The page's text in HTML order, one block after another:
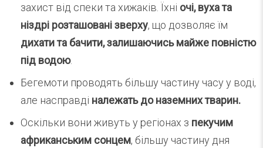
захист від спеки та хижаків. Їхні очі, вуха та
ніздрі розташовані зверху, що дозволяє їм
дихати та бачити, залишаючись майже повністю
під водою.
Бегемоти проводять більшу частину часу у воді,
але насправді належать до наземних тварин.
Оскільки вони живуть у регіонах з пекучим
африканським сонцем, більшу частину дня